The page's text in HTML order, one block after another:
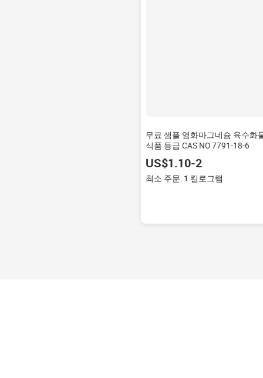
무료 샘플 염화마그네슘 육수화
식품 등급 CAS NO 7791-18-6
US$1.10-2
최소 주문: 1 킬로그램